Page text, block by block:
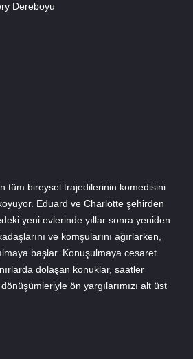
Dereboyu
tüm bireysel trajedilerinin komedisini
Eduard ve Charlotte şehirden
yeni evlerinde yıllar sonra yeniden
ve komşularını ağırlarken,
başlar. Konuşulmaya cesaret
dolaşan konuklar, saatler
ön yargılarımızı alt üst